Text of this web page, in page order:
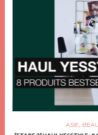
ASIE,